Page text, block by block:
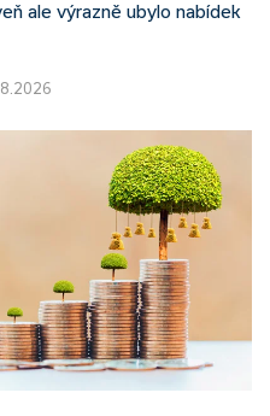
ale výrazně ubylo nabídek